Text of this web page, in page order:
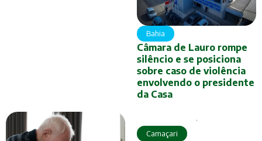
Bahia
Câmara de Lauro rompe
silêncio e se posiciona
sobre caso de violência
envolvendo o presidente
da Casa
Camaçari